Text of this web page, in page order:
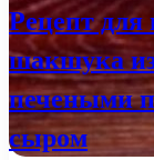
Рецепт для
шакшука
печеными
сыром